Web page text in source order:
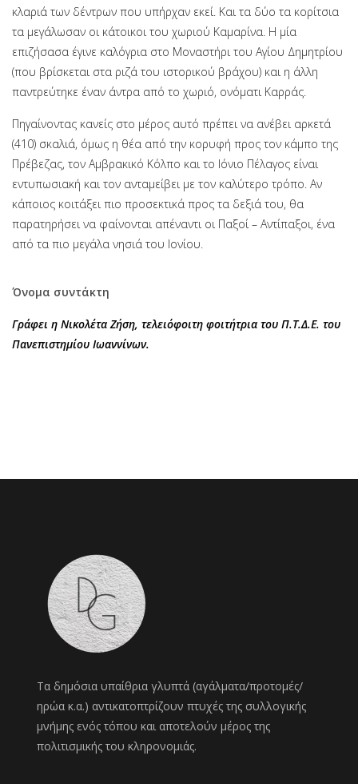
κλαριά των δέντρων που υπήρχαν εκεί. Και τα δύο τα κορίτσια
τα μεγάλωσαν οι κάτοικοι του χωριού Καμαρίνα. Η μία
επιζήσασα έγινε καλόγρια στο Μοναστήρι του Αγίου Δημητρίου
(που βρίσκεται στα ριζά του ιστορικού βράχου) και η άλλη
παντρεύτηκε έναν άντρα από το χωριό, ονόματι Καρράς.
Πηγαίνοντας κανείς στο μέρος αυτό πρέπει να ανέβει αρκετά
(410) σκαλιά, όμως η θέα από την κορυφή προς τον κάμπο της
Πρέβεζας, τον Αμβρακικό Κόλπο και το Ιόνιο Πέλαγος είναι
εντυπωσιακή και τον ανταμείβει με τον καλύτερο τρόπο. Αν
κάποιος κοιτάξει πιο προσεκτικά προς τα δεξιά του, θα
παρατηρήσει να φαίνονται απέναντι οι Παξοί – Αντίπαξοι, ένα
από τα πιο μεγάλα νησιά του Ιονίου.
Όνομα συντάκτη
Γράφει η Νικολέτα Ζήση, τελειόφοιτη φοιτήτρια του Π.Τ.Δ.Ε. του
Πανεπιστημίου Ιωαννίνων.
Τα δημόσια υπαίθρια γλυπτά (αγάλματα/προτομές/
ηρώα κ.α.) αντικατοπτρίζουν πτυχές της συλλογικής
μνήμης ενός τόπου και αποτελούν μέρος της
πολιτισμικής του κληρονομιάς.